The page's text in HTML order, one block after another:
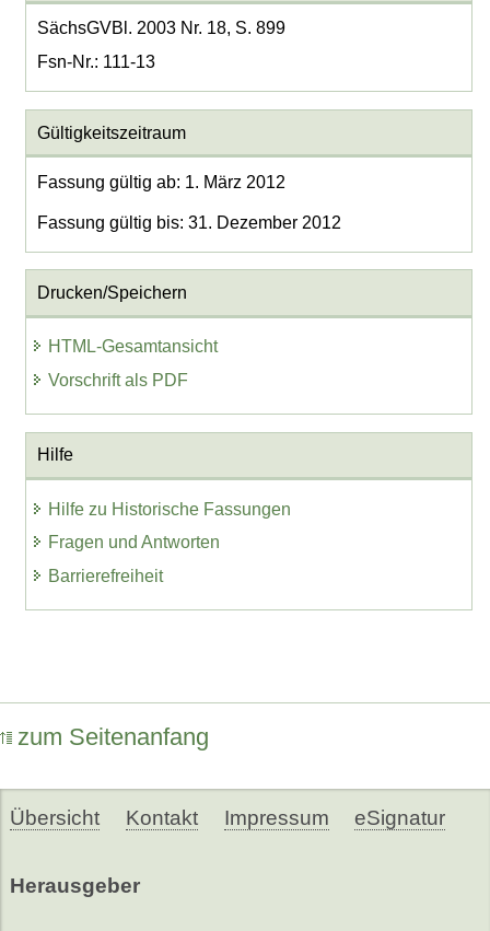
SächsGVBl. 2003 Nr. 18, S. 899
Fsn-Nr.: 111-13
Gültigkeitszeitraum
Fassung gültig ab: 1. März 2012
Fassung gültig bis: 31. Dezember 2012
Drucken/Speichern
HTML-Gesamtansicht
Vorschrift als PDF
Hilfe
Hilfe zu Historische Fassungen
Fragen und Antworten
Barrierefreiheit
zum Seitenanfang
Übersicht Kontakt Impressum eSignatur
Herausgeber